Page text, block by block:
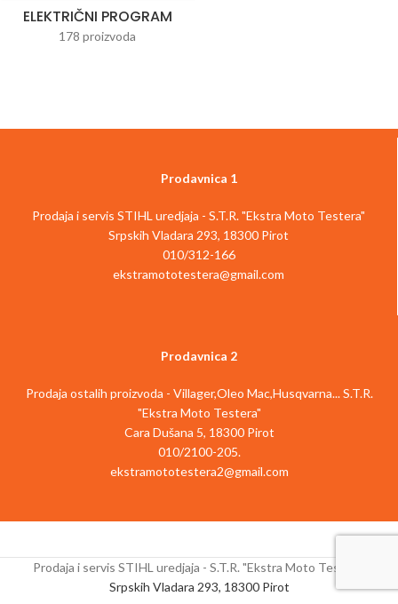
ELEKTRIČNI PROGRAM
178 proizvoda
Prodavnica 1
Prodaja i servis STIHL uredjaja - S.T.R. "Ekstra Moto Testera"
Srpskih Vladara 293, 18300 Pirot
010/312-166
ekstramototestera@gmail.com
Prodavnica 2
Prodaja ostalih proizvoda - Villager,Oleo Mac,Husqvarna... S.T.R.
"Ekstra Moto Testera"
Cara Dušana 5, 18300 Pirot
010/2100-205.
ekstramototestera2@gmail.com
Prodaja i servis STIHL uredjaja - S.T.R. "Ekstra Moto Testera"
Srpskih Vladara 293, 18300 Pirot